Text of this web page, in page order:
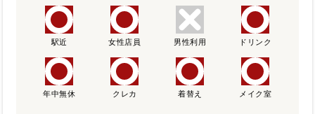
駅近 女性店員 男性利用 ドリンク
年中無休 クレカ 着替え メイク室